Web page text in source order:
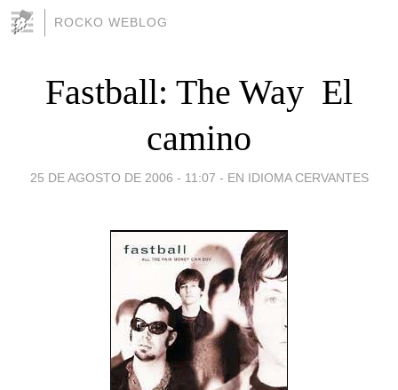
ROCKO WEBLOG
Fastball: The Way  El
camino
25 DE AGOSTO DE 2006 - 11:07 - EN IDIOMA CERVANTES